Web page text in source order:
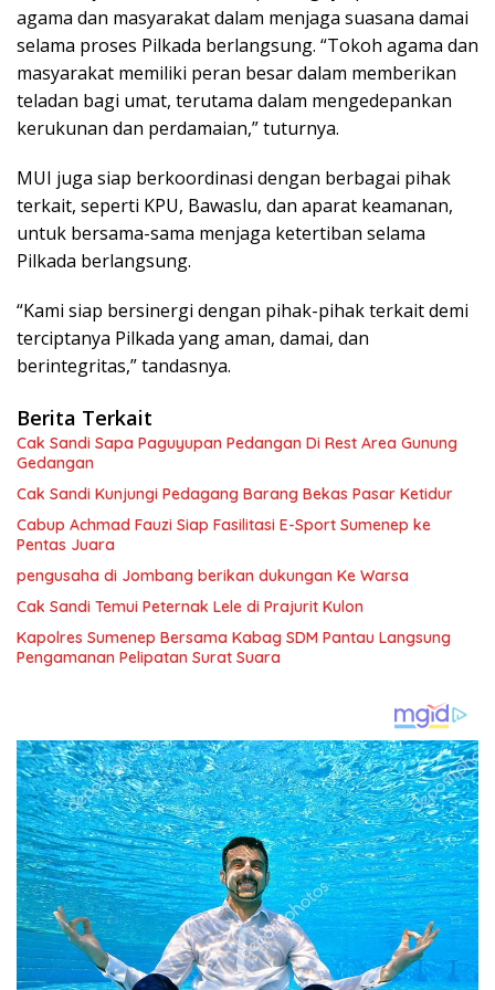
agama dan masyarakat dalam menjaga suasana damai
selama proses Pilkada berlangsung. “Tokoh agama dan
masyarakat memiliki peran besar dalam memberikan
teladan bagi umat, terutama dalam mengedepankan
kerukunan dan perdamaian,” tuturnya.
MUI juga siap berkoordinasi dengan berbagai pihak
terkait, seperti KPU, Bawaslu, dan aparat keamanan,
untuk bersama-sama menjaga ketertiban selama
Pilkada berlangsung.
“Kami siap bersinergi dengan pihak-pihak terkait demi
terciptanya Pilkada yang aman, damai, dan
berintegritas,” tandasnya.
Berita Terkait
Cak Sandi Sapa Paguyupan Pedangan Di Rest Area Gunung
Gedangan
Cak Sandi Kunjungi Pedagang Barang Bekas Pasar Ketidur
Cabup Achmad Fauzi Siap Fasilitasi E-Sport Sumenep ke
Pentas Juara
pengusaha di Jombang berikan dukungan Ke Warsa
Cak Sandi Temui Peternak Lele di Prajurit Kulon
Kapolres Sumenep Bersama Kabag SDM Pantau Langsung
Pengamanan Pelipatan Surat Suara